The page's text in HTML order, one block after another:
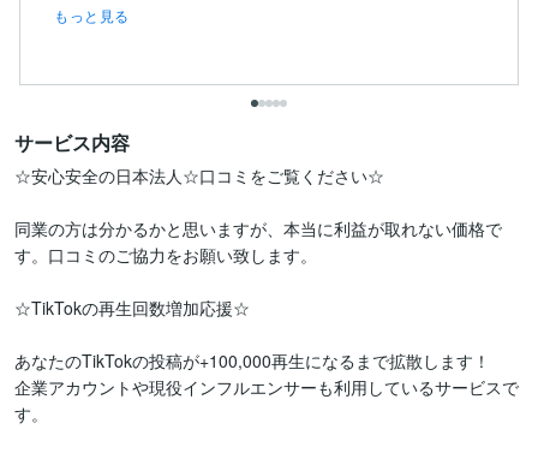
もっと見る
サービス内容
☆安心安全の日本法人☆口コミをご覧ください☆
同業の方は分かるかと思いますが、本当に利益が取れない価格で
す。口コミのご協力をお願い致します。
☆TikTokの再生回数増加応援☆
あなたのTikTokの投稿が+100,000再生になるまで拡散します！
企業アカウントや現役インフルエンサーも利用しているサービスで
す。